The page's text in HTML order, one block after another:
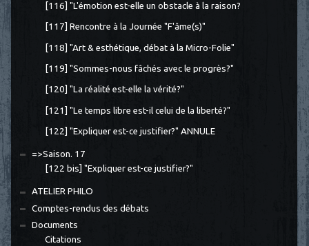
[116] "L'émotion est-elle un obstacle à la raison?
[117] Rencontre à la Journée "F'âme(s)"
[118] "Art & esthétique, débat à la Micro-Folie"
[119] "Sommes-nous fâchés avec le progrès?"
[120] "La réalité est-elle la vérité?"
[121] "Le temps libre est-il celui de la liberté?"
[122] "Expliquer est-ce justifier?" ANNULE
=>Saison. 17
[122 bis] "Expliquer est-ce justifier?"
ATELIER PHILO
Comptes-rendus des débats
Documents
Citations